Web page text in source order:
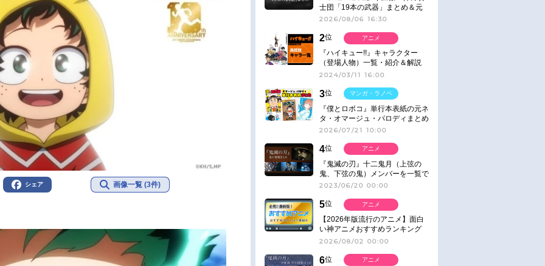
シェア 画像一覧 (3件)
士団「19本の武器」まとめ＆元
ネタ
2026/08/06 16:30
2位
『ハイキュー!!』キャラクター
（登場人物）一覧・紹介＆解説
2024/03/11 16:00
アニメ
3位
『僕とロボコ』単行本表紙の元ネ
タ・オマージュ・パロディまとめ
2026/07/21 10:00
マンガ・ラノベ
4位
『鬼滅の刃』十二鬼月（上弦の
鬼、下弦の鬼）メンバーを一覧で
紹介＆解説（登場鬼の情報まと
2023/06/20 00:00
アニメ
5位
【2026年版流行のアニメ】面白
い神アニメおすすめランキング
【名作・話題作】｜ジャンル別人
2026/08/02 00:00
アニメ
6位
アニメ